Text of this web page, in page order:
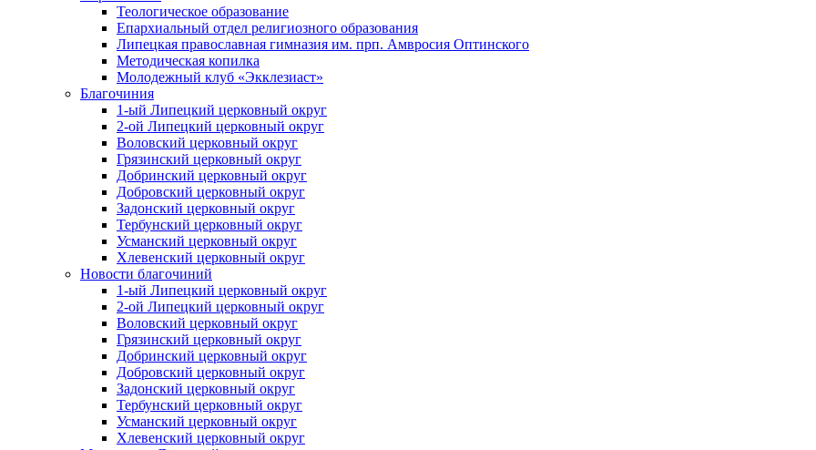
Теологическое образование
Епархиальный отдел религиозного образования
Липецкая православная гимназия им. прп. Амвросия Оптинского
Методическая копилка
Молодежный клуб «Экклезиаст»
Благочиния
1-ый Липецкий церковный округ
2-ой Липецкий церковный округ
Воловский церковный округ
Грязинский церковный округ
Добринский церковный округ
Добровский церковный округ
Задонский церковный округ
Тербунский церковный округ
Усманский церковный округ
Хлевенский церковный округ
Новости благочиний
1-ый Липецкий церковный округ
2-ой Липецкий церковный округ
Воловский церковный округ
Грязинский церковный округ
Добринский церковный округ
Добровский церковный округ
Задонский церковный округ
Тербунский церковный округ
Усманский церковный округ
Хлевенский церковный округ